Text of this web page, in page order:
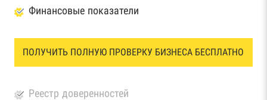
Финансовые показатели
ПОЛУЧИТЬ ПОЛНУЮ ПРОВЕРКУ БИЗНЕСА БЕСПЛАТНО
Реестр доверенностей